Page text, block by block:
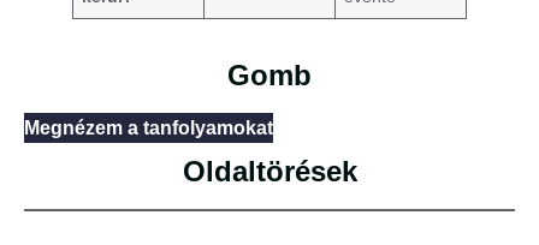
Gomb
Megnézem a tanfolyamokat
Oldaltörések